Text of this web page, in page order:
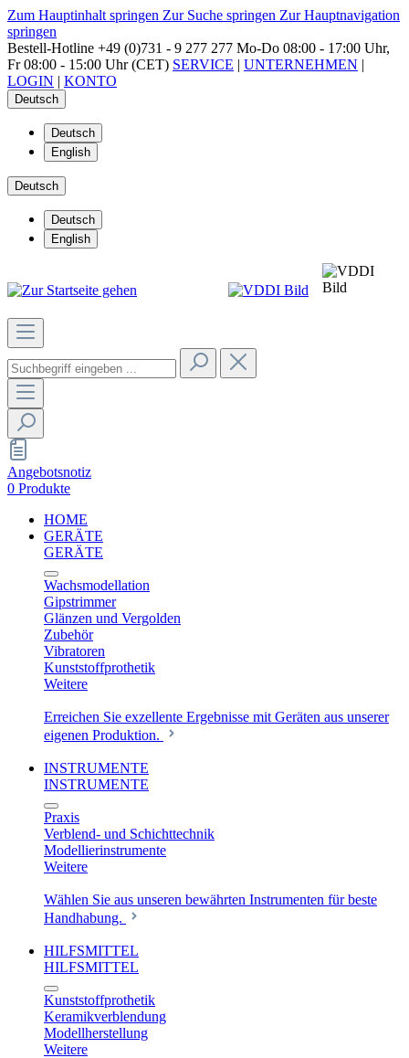
Zum Hauptinhalt springen Zur Suche springen Zur Hauptnavigation
springen
Bestell-Hotline +49 (0)731 - 9 277 277 Mo-Do 08:00 - 17:00 Uhr,
Fr 08:00 - 15:00 Uhr (CET) SERVICE | UNTERNEHMEN |
LOGIN | KONTO
Deutsch
Deutsch
English
Deutsch
Deutsch
English
Angebotsnotiz
0 Produkte
HOME
GERÄTE
GERÄTE
Wachsmodellation
Gipstrimmer
Glänzen und Vergolden
Zubehör
Vibratoren
Kunststoffprothetik
Weitere
Erreichen Sie exzellente Ergebnisse mit Geräten aus unserer
eigenen Produktion.
INSTRUMENTE
INSTRUMENTE
Praxis
Verblend- und Schichttechnik
Modellierinstrumente
Weitere
Wählen Sie aus unseren bewährten Instrumenten für beste
Handhabung.
HILFSMITTEL
HILFSMITTEL
Kunststoffprothetik
Keramikverblendung
Modellherstellung
Weitere